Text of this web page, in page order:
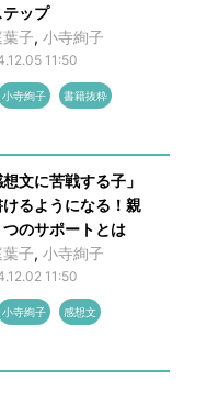
テップ
子, 小寺絢子
11:50
小寺絢子 書籍抜粋
想文に苦戦する子」
るようになる！親
のサポートとは
子, 小寺絢子
11:50
小寺絢子 感想文